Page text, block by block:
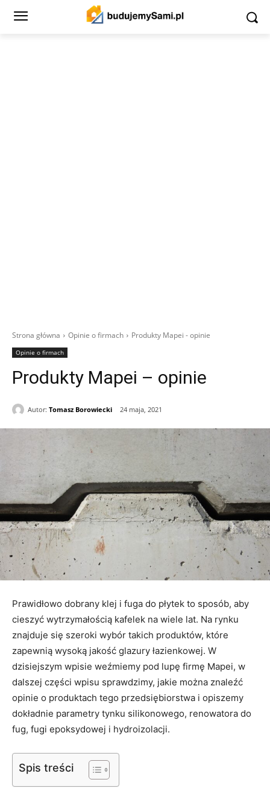
Strona główna Opinie o firmach Produkty Mapei - opinie
Opinie o firmach
Produkty Mapei – opinie
Autor: Tomasz Borowiecki 24 maja, 2021
Prawidłowo dobrany klej i fuga do płytek to sposób, aby
cieszyć wytrzymałością kafelek na wiele lat. Na rynku
znajduje się szeroki wybór takich produktów, które
zapewnią wysoką jakość glazury łazienkowej. W
dzisiejszym wpisie weźmiemy pod lupę firmę Mapei, w
dalszej części wpisu sprawdzimy, jakie można znaleźć
opinie o produktach tego przedsiębiorstwa i opiszemy
dokładnie parametry tynku silikonowego, renowatora do
fug, fugi epoksydowej i hydroizolacji.
Spis treści